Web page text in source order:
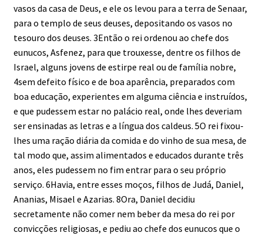
vasos da casa de Deus, e ele os levou para a terra de Senaar,
para o templo de seus deuses, depositando os vasos no
tesouro dos deuses. 3Então o rei ordenou ao chefe dos
eunucos, Asfenez, para que trouxesse, dentre os filhos de
Israel, alguns jovens de estirpe real ou de família nobre,
4sem defeito físico e de boa aparência, preparados com
boa educação, experientes em alguma ciência e instruídos,
e que pudessem estar no palácio real, onde lhes deveriam
ser ensinadas as letras e a língua dos caldeus. 5O rei fixou-
lhes uma ração diária da comida e do vinho de sua mesa, de
tal modo que, assim alimentados e educados durante três
anos, eles pudessem no fim entrar para o seu próprio
serviço. 6Havia, entre esses moços, filhos de Judá, Daniel,
Ananias, Misael e Azarias. 8Ora, Daniel decidiu
secretamente não comer nem beber da mesa do rei por
convicções religiosas, e pediu ao chefe dos eunucos que o